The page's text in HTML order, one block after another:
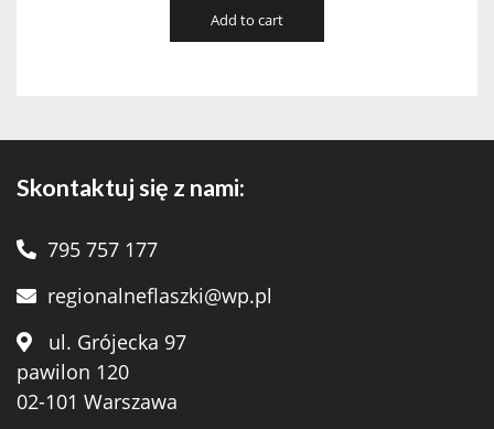
Add to cart
Skontaktuj się z nami:
795 757 177
regionalneflaszki@wp.pl
ul. Grójecka 97
pawilon 120
02-101 Warszawa